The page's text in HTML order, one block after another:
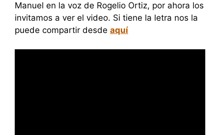
Manuel en la voz de Rogelio Ortiz, por ahora los
invitamos a ver el video. Si tiene la letra nos la
puede compartir desde aquí